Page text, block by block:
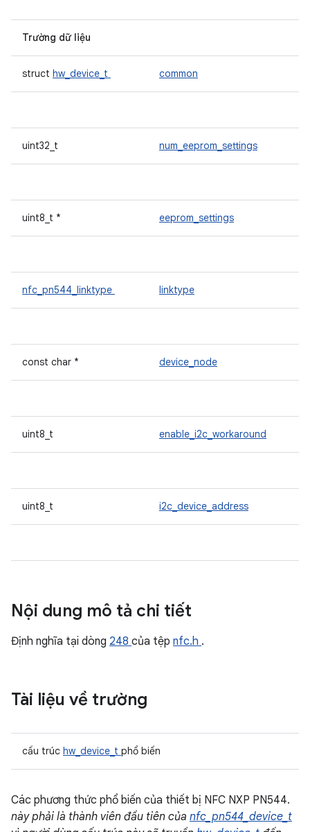
Trường dữ liệu
struct hw_device_t common
uint32_t num_eeprom_settings
uint8_t * eeprom_settings
nfc_pn544_linktype linktype
const char * device_node
uint8_t enable_i2c_workaround
uint8_t i2c_device_address
Nội dung mô tả chi tiết
Định nghĩa tại dòng 248 của tệp nfc.h .
Tài liệu về trường
cấu trúc hw_device_t phổ biến
Các phương thức phổ biến của thiết bị NFC NXP PN544.
này phải là thành viên đầu tiên của nfc_pn544_device_t